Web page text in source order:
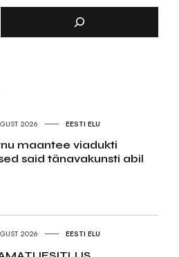
2026 EESTI ELU
maantee viadukti
said tänavakunsti abil
2026 EESTI ELU